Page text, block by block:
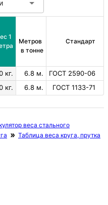
1
Метров
в тонне
Стандарт
кг. 6.8 м.
ГОСТ 2590-06
кг. 6.8 м. ГОСТ 1133-71
веса стального
Таблица веса круга, прутка